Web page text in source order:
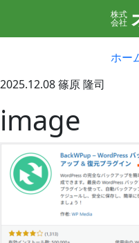
株式
会社
ホー
2025.12.08篠原 隆司
image